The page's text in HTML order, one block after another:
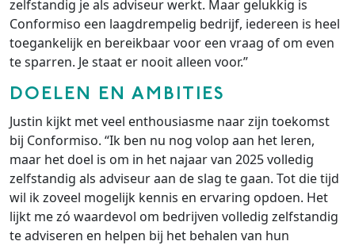
zelfstandig je als adviseur werkt. Maar gelukkig is
Conformiso een laagdrempelig bedrijf, iedereen is heel
toegankelijk en bereikbaar voor een vraag of om even
te sparren. Je staat er nooit alleen voor.”
DOELEN EN AMBITIES
Justin kijkt met veel enthousiasme naar zijn toekomst
bij Conformiso. “Ik ben nu nog volop aan het leren,
maar het doel is om in het najaar van 2025 volledig
zelfstandig als adviseur aan de slag te gaan. Tot die tijd
wil ik zoveel mogelijk kennis en ervaring opdoen. Het
lijkt me zó waardevol om bedrijven volledig zelfstandig
te adviseren en helpen bij het behalen van hun